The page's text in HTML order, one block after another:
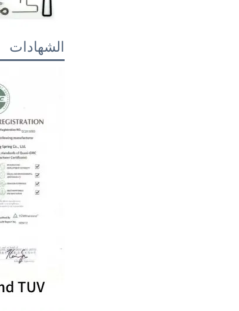
الشهادات